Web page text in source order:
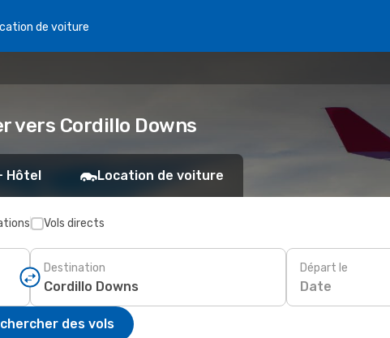
de voiture
vers Cordillo Downs
Hôtel Location de voiture
Vols directs
Destination Départ le
Date
des vols